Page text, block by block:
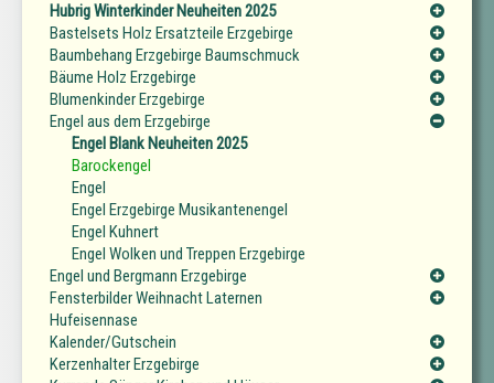
Hubrig Winterkinder Neuheiten 2025
Bastelsets Holz Ersatzteile Erzgebirge
Baumbehang Erzgebirge Baumschmuck
Bäume Holz Erzgebirge
Blumenkinder Erzgebirge
Engel aus dem Erzgebirge
Engel Blank Neuheiten 2025
Barockengel
Engel
Engel Erzgebirge Musikantenengel
Engel Kuhnert
Engel Wolken und Treppen Erzgebirge
Engel und Bergmann Erzgebirge
Fensterbilder Weihnacht Laternen
Hufeisennase
Kalender/Gutschein
Kerzenhalter Erzgebirge